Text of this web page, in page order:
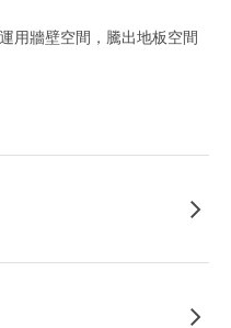
用牆壁空間，騰出地板空間